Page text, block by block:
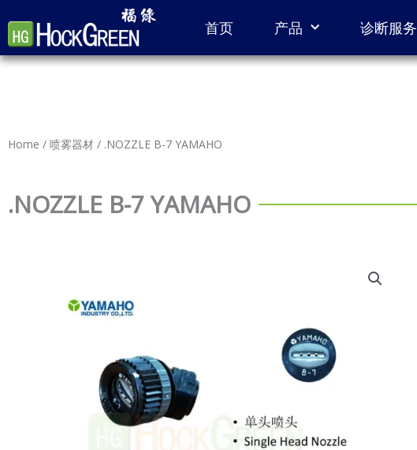
to
content
首页 产品 诊断服务
Home / 喷雾器材 / .NOZZLE B-7 YAMAHO
.NOZZLE B-7 YAMAHO